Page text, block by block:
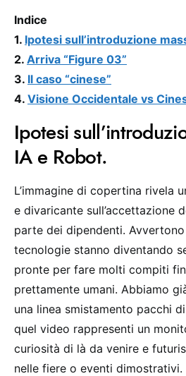
Indice
1. Ipotesi sull’introduzione
2. Arriva “Figure 03”
3. Il caso “cinese”
4. Visione Occidentale vs
Ipotesi
IA e Robot.
L’immagine di copertina rivela
e divaricante sull’accettazione
parte dei dipendenti.
tecnologie stanno diventando
pronte per fare molti compiti
prettamente umani. Abbiamo
una linea smistamento pacchi
quel video rappresenti un
curiosità di là da venire e
nelle fiere o eventi dimostrativi.